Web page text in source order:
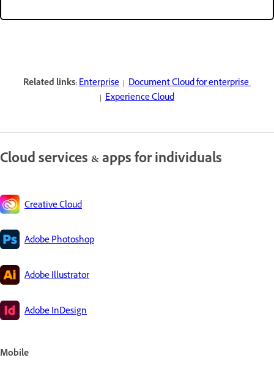
Related links:Enterprise | Document Cloud for enterprise
| Experience Cloud
Cloud services & apps for individuals
Creative Cloud
Adobe Photoshop
Adobe Illustrator
Adobe InDesign
Mobile